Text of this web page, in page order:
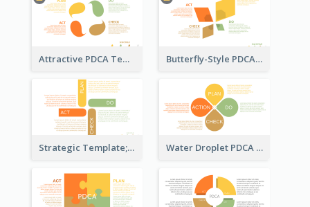
Attractive PDCA Template Butterfly-Style PDCA Template
Strategic Template; Using PDCA Water Droplet PDCA Template